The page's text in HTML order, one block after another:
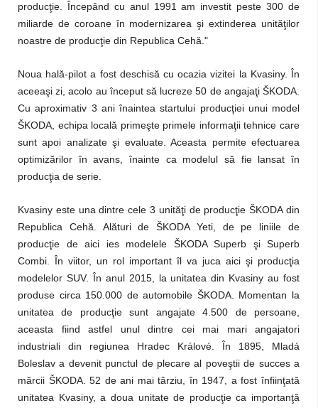
producţie. Începând cu anul 1991 am investit peste 300 de
miliarde de coroane în modernizarea şi extinderea unităţilor
noastre de producţie din Republica Cehă."
Noua hală-pilot a fost deschisă cu ocazia vizitei la Kvasiny. În
aceeaşi zi, acolo au început să lucreze 50 de angajaţi ŠKODA.
Cu aproximativ 3 ani înaintea startului producţiei unui model
ŠKODA, echipa locală primeşte primele informaţii tehnice care
sunt apoi analizate şi evaluate. Aceasta permite efectuarea
optimizărilor în avans, înainte ca modelul să fie lansat în
producţia de serie.
Kvasiny este una dintre cele 3 unităţi de producţie ŠKODA din
Republica Cehă. Alături de ŠKODA Yeti, de pe liniile de
producţie de aici ies modelele ŠKODA Superb şi Superb
Combi. În viitor, un rol important îl va juca aici şi producţia
modelelor SUV. În anul 2015, la unitatea din Kvasiny au fost
produse circa 150.000 de automobile ŠKODA. Momentan la
unitatea de producţie sunt angajate 4.500 de persoane,
aceasta fiind astfel unul dintre cei mai mari angajatori
industriali din regiunea Hradec Králové. În 1895, Mladá
Boleslav a devenit punctul de plecare al poveştii de succes a
mărcii ŠKODA. 52 de ani mai târziu, în 1947, a fost înfiinţată
unitatea Kvasiny, a doua unitate de producţie ca importanţă